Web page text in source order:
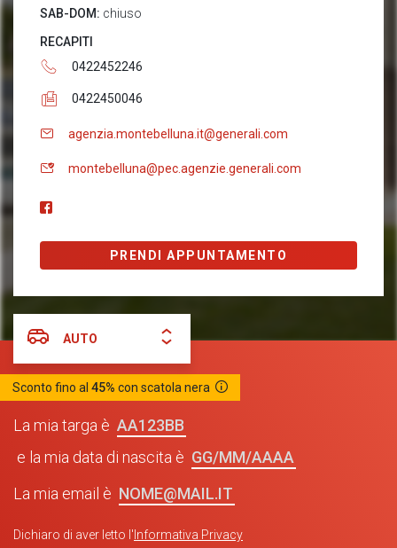
SAB-DOM: chiuso
RECAPITI
0422452246
0422450046
agenzia.montebelluna.it@generali.com
montebelluna@pec.agenzie.generali.com
PRENDI APPUNTAMENTO
AUTO
Sconto fino al 45% con scatola nera
La mia targa è
AA123BB
e la mia data di nascita è
GG/MM/AAAA
La mia email è NOME@MAIL.IT
Dichiaro di aver letto l' Informativa Privacy